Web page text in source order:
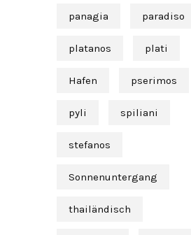
panagia paradiso
platanos plati
Hafen pserimos
pyli spiliani
stefanos
Sonnenuntergang
thailändisch